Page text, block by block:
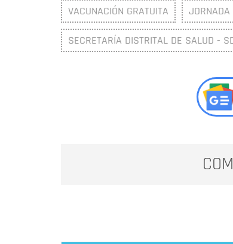
VACUNACIÓN GRATUITA JORNADA
SECRETARÍA DISTRITAL DE SALUD -